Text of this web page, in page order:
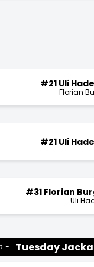
#21 Uli
Florian
#21 Uli
#31 Florian
Uli
Tuesday